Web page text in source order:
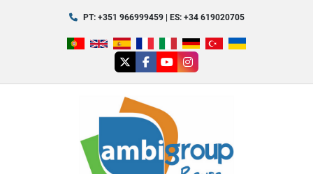
PT: +351 966999459 | ES: +34 619020705
twitterfacebook
youtubeinstagram